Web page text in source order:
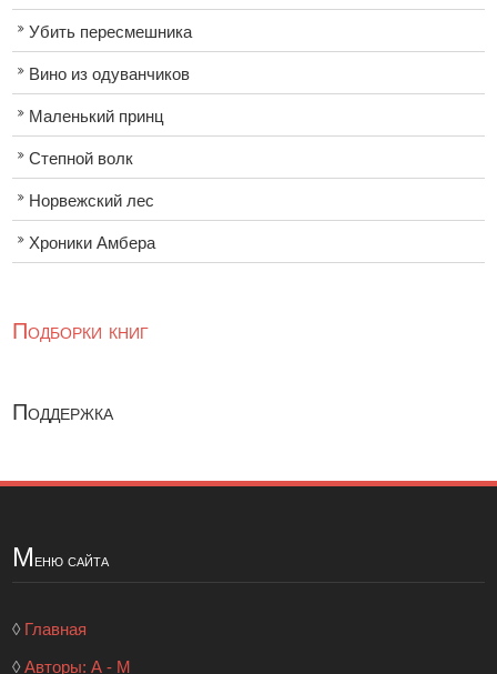
Убить пересмешника
Вино из одуванчиков
Маленький принц
Степной волк
Норвежский лес
Хроники Амбера
Подборки книг
Поддержка
Меню сайта
◊ Главная
◊Авторы: А - М